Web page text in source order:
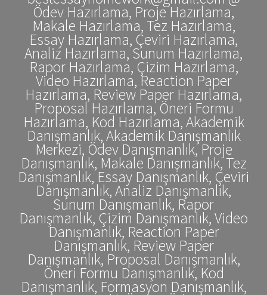
Ödev Hazırlama, Proje Hazırlama,
Makale Hazırlama, Tez Hazırlama,
Essay Hazırlama, Çeviri Hazırlama,
Analiz Hazırlama, Sunum Hazırlama,
Rapor Hazırlama, Çizim Hazırlama,
Video Hazırlama, Reaction Paper
Hazırlama, Review Paper Hazırlama,
Proposal Hazırlama, Öneri Formu
Hazırlama, Kod Hazırlama, Akademik
Danışmanlık, Akademik Danışmanlık
Merkezi, Ödev Danışmanlık, Proje
Danışmanlık, Makale Danışmanlık, Tez
Danışmanlık, Essay Danışmanlık, Çeviri
Danışmanlık, Analiz Danışmanlık,
Sunum Danışmanlık, Rapor
Danışmanlık, Çizim Danışmanlık, Video
Danışmanlık, Reaction Paper
Danışmanlık, Review Paper
Danışmanlık, Proposal Danışmanlık,
Öneri Formu Danışmanlık, Kod
Danışmanlık, Formasyon Danışmanlık,